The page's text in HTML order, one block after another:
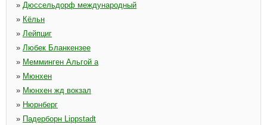
» Дюссельдорф международный
» Кёльн
» Лейпциг
» Любек Бланкензее
» Мемминген Альгой а
» Мюнхен
» Мюнхен жд вокзал
» Нюрнберг
» Падерборн Lippstadt